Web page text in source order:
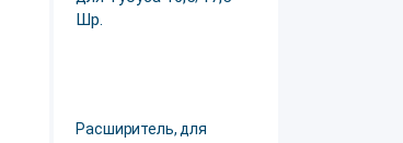
Расширитель, для